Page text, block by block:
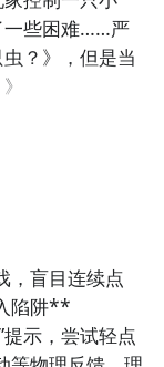
一些困难……严
？》，但是当
，盲目连续点
陷阱**
示，尝试轻点